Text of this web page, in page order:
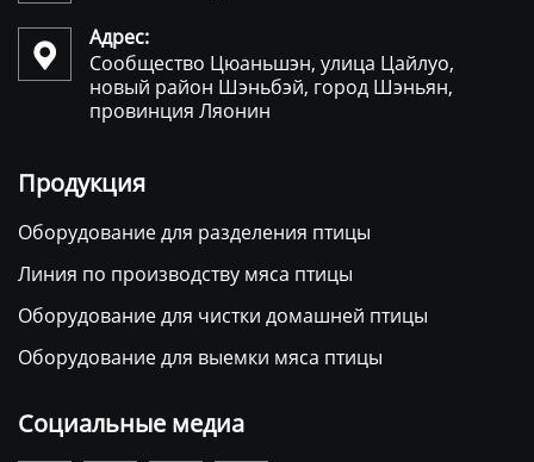

Адрес:
Сообщество Цюаньшэн, улица Цайлуо,
новый район Шэньбэй, город Шэньян,
провинция Ляонин
Продукция
Оборудование для разделения птицы
Линия по производству мяса птицы
Оборудование для чистки домашней птицы
Оборудование для выемки мяса птицы
Социальные медиа